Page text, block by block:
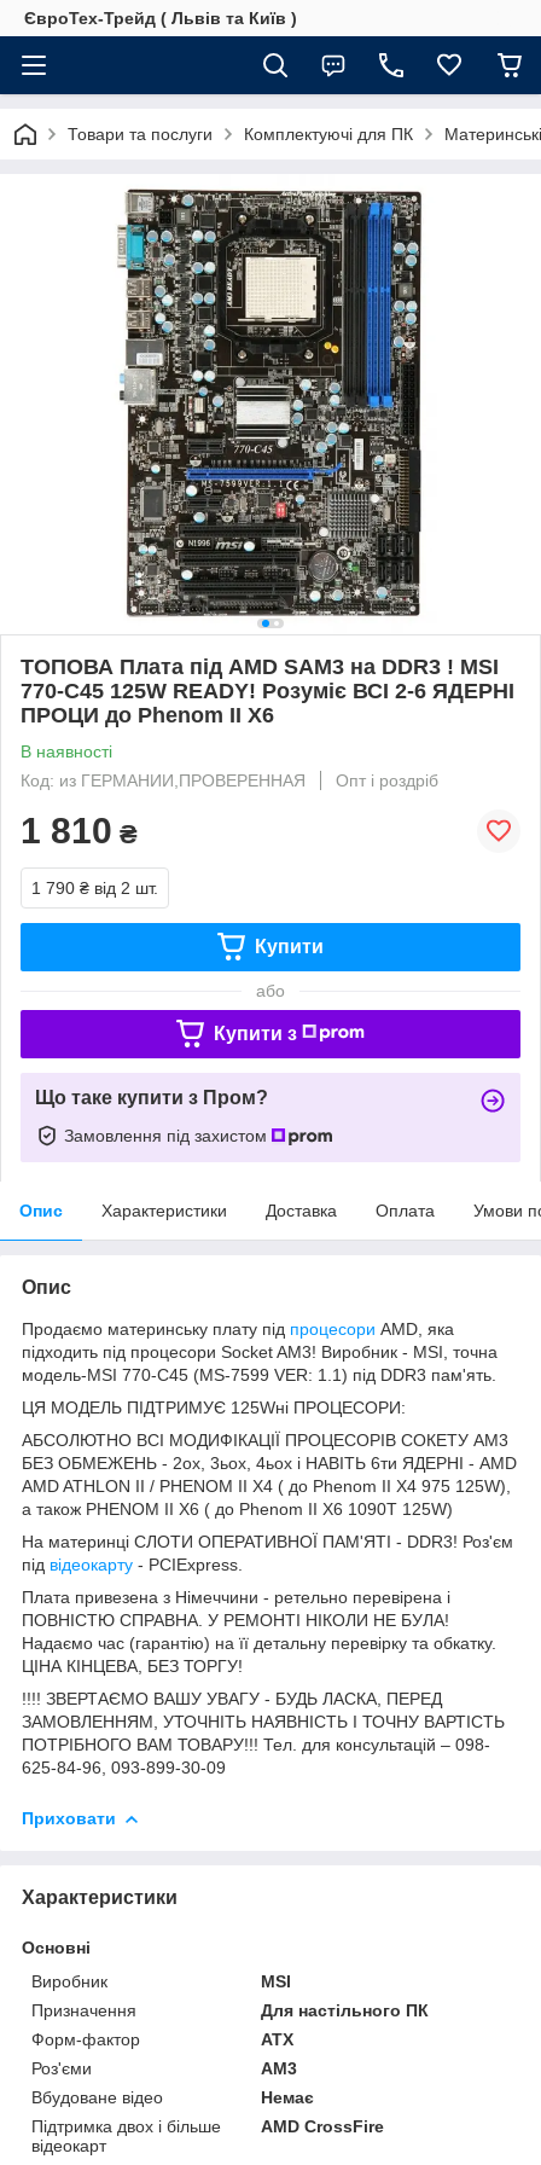
ЄвроТех-Трейд ( Львів та Київ )
Товари та послуги Комплектуючі для ПК
ТОПОВА Плата під AMD SAM3 на DDR3 ! MSI
770-C45 125W READY! Розуміє ВСІ 2-6 ЯДЕРНІ
ПРОЦИ до Phenom II X6
В наявності
Код: из ГЕРМАНИИ,ПРОВЕРЕННАЯ
Опт і роздріб
1 810 ₴
1 790 ₴ від 2 шт.
Купити
або
Купити з
Що таке купити з Пром?
Замовлення під захистом
Опис Характеристики Доставка Оплата Умови
Опис
Продаємо материнську плату під процесори AMD, яка
підходить під процесори Socket AM3! Виробник - MSI, точна
модель-MSI 770-C45 (MS-7599 VER: 1.1) під DDR3 пам'ять.
ЦЯ МОДЕЛЬ ПІДТРИМУЄ 125Wні ПРОЦЕСОРИ:
АБСОЛЮТНО ВСІ МОДИФІКАЦІЇ ПРОЦЕСОРІВ СОКЕТУ AM3
БЕЗ ОБМЕЖЕНЬ - 2ох, 3ьох, 4ьох і НАВІТЬ 6ти ЯДЕРНІ - AMD
AMD ATHLON II / PHENOM II X4 ( до Phenom II X4 975 125W),
а також PHENOM II X6 ( до Phenom II X6 1090T 125W)
На материнці СЛОТИ ОПЕРАТИВНОЇ ПАМ'ЯТІ - DDR3! Роз'єм
під відеокарту - PCIExpress.
Плата привезена з Німеччини - ретельно перевірена і
ПОВНІСТЮ СПРАВНА. У РЕМОНТІ НІКОЛИ НЕ БУЛА!
Надаємо час (гарантію) на її детальну перевірку та обкатку.
ЦІНА КІНЦЕВА, БЕЗ ТОРГУ!
!!!! ЗВЕРТАЄМО ВАШУ УВАГУ - БУДЬ ЛАСКА, ПЕРЕД
ЗАМОВЛЕННЯМ, УТОЧНІТЬ НАЯВНІСТЬ І ТОЧНУ ВАРТІСТЬ
ПОТРІБНОГО ВАМ ТОВАРУ!!! Тел. для консультацій – 098-
625-84-96, 093-899-30-09
Приховати
Характеристики
Основні
Виробник
MSI
Призначення
Для настільного ПК
Форм-фактор
ATX
Роз'єми
AM3
Вбудоване відео
Немає
Підтримка двох і більше
відеокарт
AMD CrossFire